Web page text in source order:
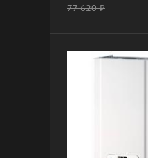
77 620₽